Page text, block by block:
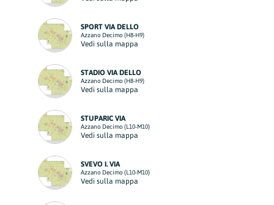
SPORT VIA DELLO
Azzano Decimo (H8-H9)
Vedi sulla mappa
STADIO VIA DELLO
Azzano Decimo (H8-H9)
Vedi sulla mappa
STUPARIC VIA
Azzano Decimo (L10-M10)
Vedi sulla mappa
SVEVO I. VIA
Azzano Decimo (L10-M10)
Vedi sulla mappa